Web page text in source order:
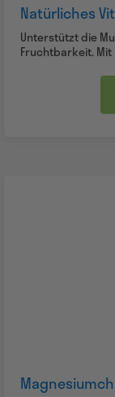
Natürliches
Unterstützt die
Fruchtbarkeit. Mit